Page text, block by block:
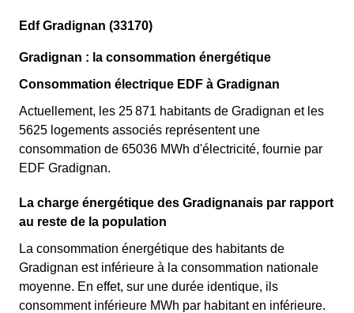
Edf Gradignan (33170)
Gradignan : la consommation énergétique
Consommation électrique EDF à Gradignan
Actuellement, les 25 871 habitants de Gradignan et les
5625 logements associés représentent une
consommation de 65036 MWh d'électricité, fournie par
EDF Gradignan.
La charge énergétique des Gradignanais par rapport
au reste de la population
La consommation énergétique des habitants de
Gradignan est inférieure à la consommation nationale
moyenne. En effet, sur une durée identique, ils
consomment inférieure MWh par habitant en inférieure.